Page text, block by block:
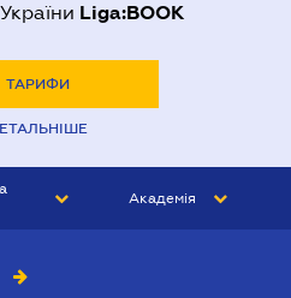
Liga:BOOK
ТАРИФИ
Академія